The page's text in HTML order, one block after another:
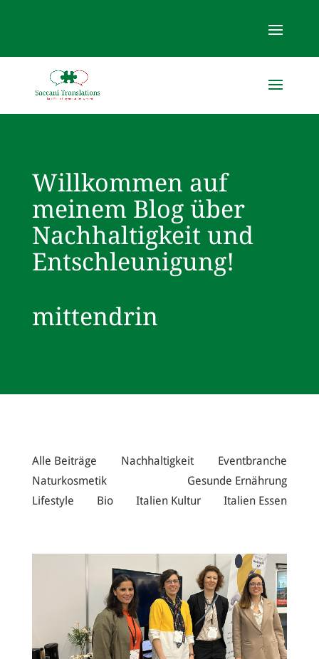
Willkommen auf
meinem Blog über
Nachhaltigkeit und
Entschleunigung!
mittendrin
Alle Beiträge Nachhaltigkeit
Eventbranche
Naturkosmetik
Gesunde Ernährung
Lifestyle
Bio Italien Kultur Italien Essen